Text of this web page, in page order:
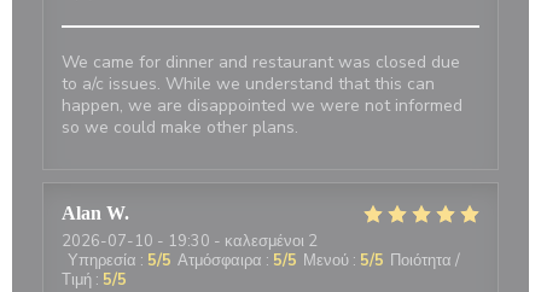
We came for dinner and restaurant was closed due
to a/c issues. While we understand that this can
happen, we are disappointed we were not informed
so we could make other plans.
Alan W
2026-07-10 - 19:30 - καλεσμένοι 2
Υπηρεσία : 5/5 Ατμόσφαιρα : 5/5 Μενού : 5/5 Ποιότητα /
Τιμή : 5/5